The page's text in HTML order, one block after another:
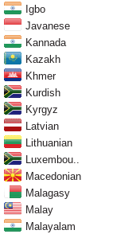
Igbo
Javanese
Kannada
Kazakh
Khmer
Kurdish
Kyrgyz
Latvian
Lithuanian
Luxembou..
Macedonian
Malagasy
Malay
Malayalam